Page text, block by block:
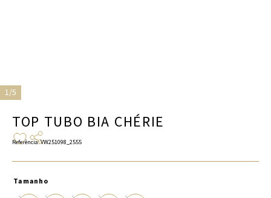
1/5
TOP TUBO BIA CHÉRIE
Referência:VW251098_2555
Tamanho